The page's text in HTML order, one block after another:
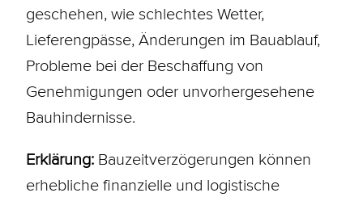
geschehen, wie schlechtes Wetter,
Lieferengpässe, Änderungen im Bauablauf,
Probleme bei der Beschaffung von
Genehmigungen oder unvorhergesehene
Bauhindernisse.
Erklärung:Bauzeitverzögerungen können
erhebliche finanzielle und logistische